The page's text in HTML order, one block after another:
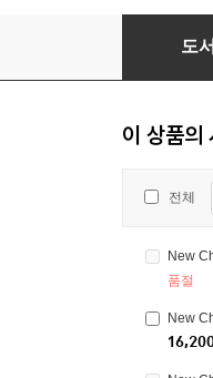
New
도
이 상품의
전체
New
품절
New